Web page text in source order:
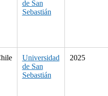
de San
Sebastián
Universidad
de San
Sebastián
2025